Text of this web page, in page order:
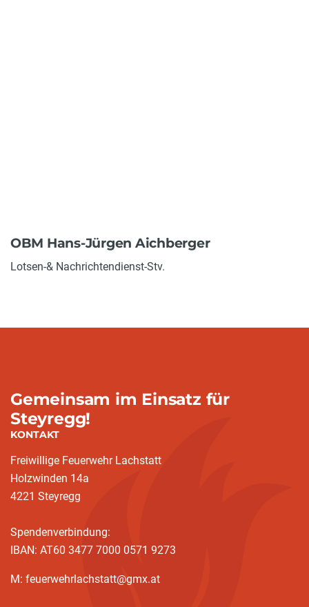
OBM Hans-Jürgen Aichberger
Lotsen-& Nachrichtendienst-Stv.
Gemeinsam im Einsatz für
Steyregg!
KONTAKT
Freiwillige Feuerwehr Lachstatt
Holzwinden 14a
4221 Steyregg
Spendenverbindung:
IBAN: AT60 3477 7000 0571 9273
M: feuerwehrlachstatt@gmx.at